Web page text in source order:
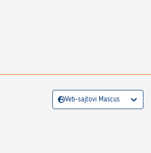
Veb-sajtovi Mascus